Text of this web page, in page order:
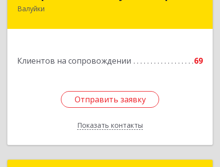
Валуйки
Клиентов на сопровождении 69
Отправить заявку
Показать контакты
309996, Белгородская обл, Валуйки г, Горького,
Отправить заявку
Назад